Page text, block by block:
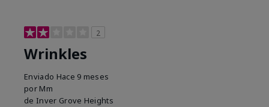
2
Wrinkles
Enviado Hace 9 meses
por Mm
de Inver Grove Heights